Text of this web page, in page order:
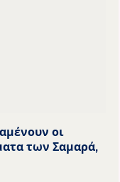
οι
των Σαμαρά,